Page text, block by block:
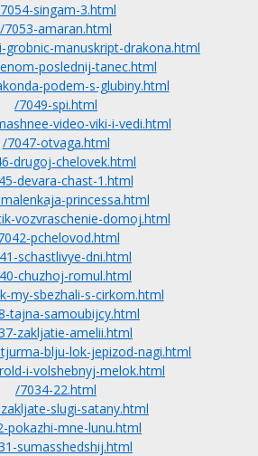
singam-3.html
/7053-amaran.html
grobnic-manuskript-drakona.html
poslednij-tanec.html
podem-s-glubiny.html
/7049-spi.html
video-viki-i-vedi.html
/7047-otvaga.html
drugoj-chelovek.html
devara-chast-1.html
princessa.html
vozvraschenie-domoj.html
pchelovod.html
schastlivye-dni.html
chuzhoj-romul.html
my-sbezhali-s-cirkom.html
tajna-samoubijcy.html
zakljatie-amelii.html
blju-lok-jepizod-nagi.html
i-volshebnyj-melok.html
/7034-22.html
slugi-satany.html
pokazhi-mne-lunu.html
sumasshedshij.html